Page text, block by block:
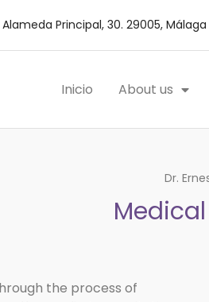
Alameda Principal, 30. 29005, Málaga
Inicio About us
Dr.
the process of